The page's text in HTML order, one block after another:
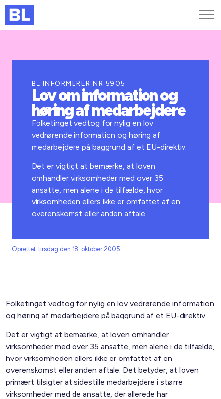
Kurser og arrangementer
Jobportalen
BL INFORMERER NR.5905
Lov om information og
høring af medarbejdere
Folketinget vedtog for nylig en lov
vedrørende information og høring af
medarbejdere på baggrund af et EU-direktiv.
Det er vigtigt at bemærke, at loven
omhandler virksomheder med over 35
ansatte, men alene i de tilfælde, hvor
virksomheden ellers ikke er omfattet af en
overenskomst eller anden aftale.
Oprettet: tirsdag den 18. oktober 2005
Folketinget vedtog for nylig en lov vedrørende information
og høring af medarbejdere på baggrund af et EU-direktiv.
Det er vigtigt at bemærke, at loven omhandler
virksomheder med over 35 ansatte, men alene i de tilfælde,
hvor virksomheden ellers ikke er omfattet af en
overenskomst eller anden aftale. Det betyder, at loven
primært tilsigter at sidestille medarbejdere i større
virksomheder med de ansatte, der allerede har